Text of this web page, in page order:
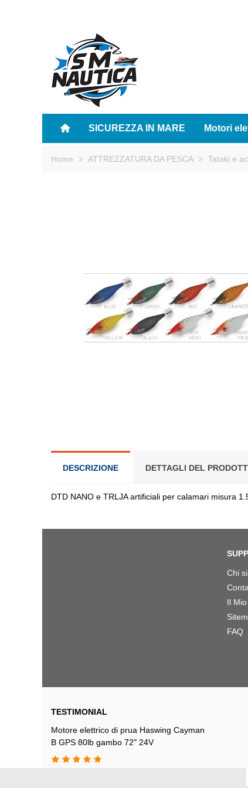
SICUREZZA IN MARE Motori
Home > ATTREZZATURA DA PESCA > Tataki e
DESCRIZIONE DETTAGLI DEL
DTD NANO e TRLJA artificiali per calamari misura
Chi
Il
FAQ
TESTIMONIAL
Motore elettrico di prua Haswing Cayman
B GPS 80lb gambo 72" 24V